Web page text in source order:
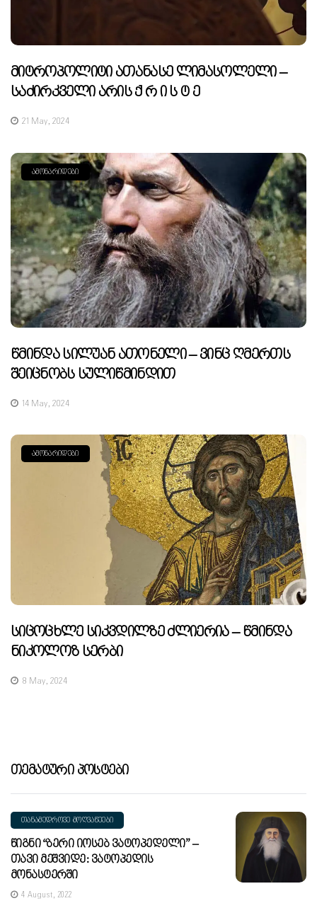
Მიტროპოლიტი Ათანასე Ლიმასოლელი –
Საძირკველი Არის Ქ Რ Ი Ს Ტ Ე
21 May, 2024
ᲐᲛᲝᲜᲐᲠᲘᲓᲔᲑᲘ
Წმინდა Სილუან Ათონელი – Ვინც Ღმერთს
Შეიცნობს Სულიწმინდით
14 May, 2024
ᲐᲛᲝᲜᲐᲠᲘᲓᲔᲑᲘ
Სიცოცხლე Სიკვდილზე Ძლიერია – Წმინდა
Ნიკოლოზ Სერბი
8 May, 2024
Თემატური Პოსტები
ᲗᲐᲜᲐᲛᲔᲓᲠᲝᲕᲔ ᲛᲝᲦᲕᲐᲬᲔᲔᲑᲘ
Წიგნი “ბერი Იოსებ Ვატოპედელი” –
Თავი Მეშვიდე: Ვატოპედის
Მონასტერში
4 August, 2022